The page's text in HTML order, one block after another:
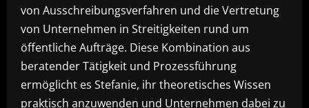
von Ausschreibungsverfahren und die Vertretung
von Unternehmen in Streitigkeiten rund um
öffentliche Aufträge. Diese Kombination aus
beratender Tätigkeit und Prozessführung
ermöglicht es Stefanie, ihr theoretisches Wissen
praktisch anzuwenden und Unternehmen dabei zu